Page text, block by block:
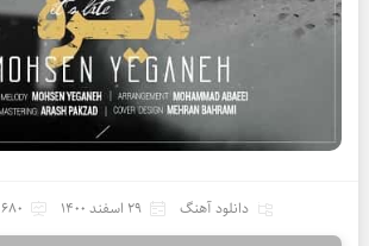
دانلود آهنگ 29 اسفند 1400 680